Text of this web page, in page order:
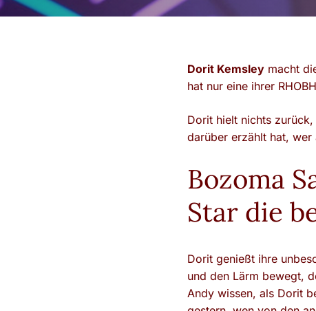
Dorit Kemsley macht
hat nur eine ihrer
Dorit hielt nichts
darüber erzählt hat,
Bozoma
Star die
Dorit genießt ihre
und den Lärm bewegt,
Andy wissen, als Dorit